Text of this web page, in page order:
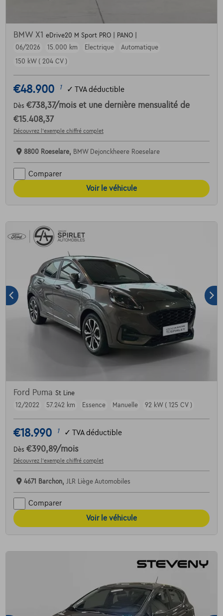
BMW X1 eDrive20 M Sport PRO | PANO |
06/2026
15.000 km Electrique
Automatique
150 kW ( 204 CV )
€48.900 1 ✓ TVA déductible
Dès €738,37/mois et une dernière mensualité de
€15.408,37
Découvrez l’exemple chiffré complet
8800 Roeselare, BMW Dejonckheere Roeselare
Comparer
Voir le véhicule
Ford Puma St Line
12/2022
57.242 km Essence Manuelle 92 kW ( 125 CV )
€18.990 1 ✓ TVA déductible
Dès €390,89/mois
Découvrez l’exemple chiffré complet
4671 Barchon, JLR Liège Automobiles
Comparer
Voir le véhicule